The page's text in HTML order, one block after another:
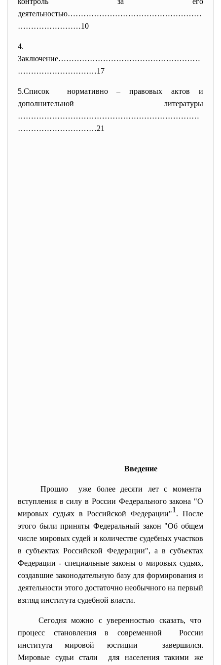
деятельностью……………………………………………
……………………10
4.
Заключение………………………………………………
…………………………17
5.Список нормативно – правовых актов и
дополнительной литературы
……………………………………………………………
…………………………21
Введение
Прошло уже более десяти лет с момента
вступления в силу в России Федеральногозакона "О
мировых судьях в Российской Федерации"1 . После
этого были приняты Федеральный закон "Об общем
числе мировых судей и количестве судебных участков
в субъектах Российской Федерации", а в субъектах
Федерации - специальные законы о мировых судьях,
создавшие законодательную базу для формирования и
деятельности этого достаточно необычного на первый
взгляд института судебной власти.
Сегодня можно с уверенностью сказать, что
процесс становления в современной России
института мировой юстиции завершился.
Мировые судьи стали для населения такими же